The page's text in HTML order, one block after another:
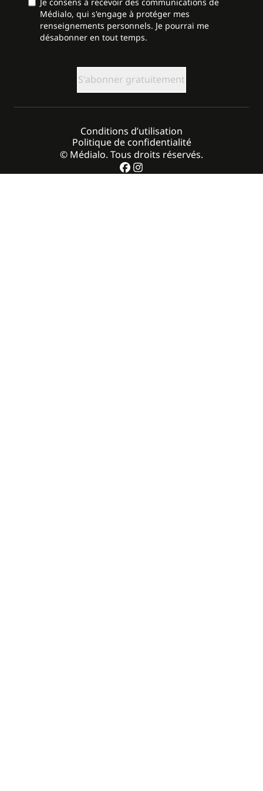
Médialo, qui s'engage à protéger mes
renseignements personnels. Je pourrai me
désabonner en tout temps.
© Médialo. Tous droits réservés.
Conditions d’utilisation
Politique de confidentialité